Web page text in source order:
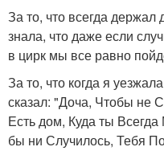
За то, что всегда
знала, что даже если
в цирк мы все равно
За то, что когда я
сказал: "Доча, Чтобы не
Есть дом, Куда ты
бы ни Случилось, Тебя